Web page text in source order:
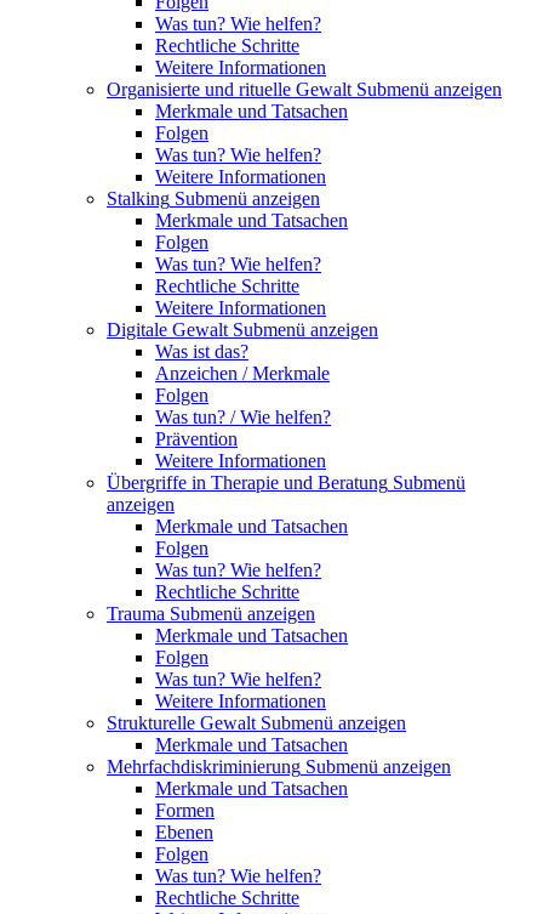
Was tun? Wie helfen?
Rechtliche Schritte
Weitere Informationen
Organisierte und rituelle Gewalt Submenü anzeigen
Merkmale und Tatsachen
Folgen
Was tun? Wie helfen?
Weitere Informationen
Stalking Submenü anzeigen
Merkmale und Tatsachen
Folgen
Was tun? Wie helfen?
Rechtliche Schritte
Weitere Informationen
Digitale Gewalt Submenü anzeigen
Was ist das?
Anzeichen / Merkmale
Folgen
Was tun? / Wie helfen?
Prävention
Weitere Informationen
Übergriffe in Therapie und Beratung Submenü
anzeigen
Merkmale und Tatsachen
Folgen
Was tun? Wie helfen?
Rechtliche Schritte
Trauma Submenü anzeigen
Merkmale und Tatsachen
Folgen
Was tun? Wie helfen?
Weitere Informationen
Strukturelle Gewalt Submenü anzeigen
Merkmale und Tatsachen
Mehrfachdiskriminierung Submenü anzeigen
Merkmale und Tatsachen
Formen
Ebenen
Folgen
Was tun? Wie helfen?
Rechtliche Schritte